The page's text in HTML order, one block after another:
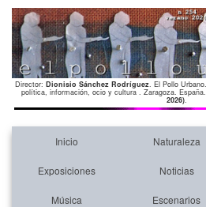
Director: Dionisio Sánchez Rodríguez. El Pollo
política, información, ocio y cultura . Zaragoza. España.
2026).
Inicio Naturaleza
Exposiciones Noticias
Música Escenarios